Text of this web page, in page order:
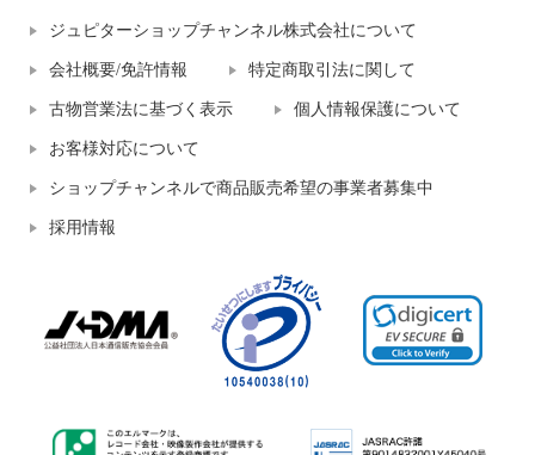
ジュピターショップチャンネル株式会社について
会社概要/免許情報 特定商取引法に関して
古物営業法に基づく表示 個人情報保護について
お客様対応について
ショップチャンネルで商品販売希望の事業者募集中
採用情報